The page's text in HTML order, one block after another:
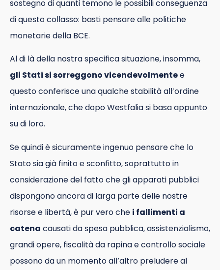
sostegno di quanti temono le possibili conseguenza
di questo collasso: basti pensare alle politiche
monetarie della BCE.
Al di là della nostra specifica situazione, insomma,
gli Stati si sorreggono vicendevolmentee
questo conferisce una qualche stabilità all’ordine
internazionale, che dopo Westfalia si basa appunto
su di loro.
Se quindi è sicuramente ingenuo pensare che lo
Stato sia già finito e sconfitto, soprattutto in
considerazione del fatto che gli apparati pubblici
dispongono ancora di larga parte delle nostre
risorse e libertà, è pur vero che i fallimenti a
catena causati da spesa pubblica, assistenzialismo,
grandi opere, fiscalità da rapina e controllo sociale
possono da un momento all’altro preludere al